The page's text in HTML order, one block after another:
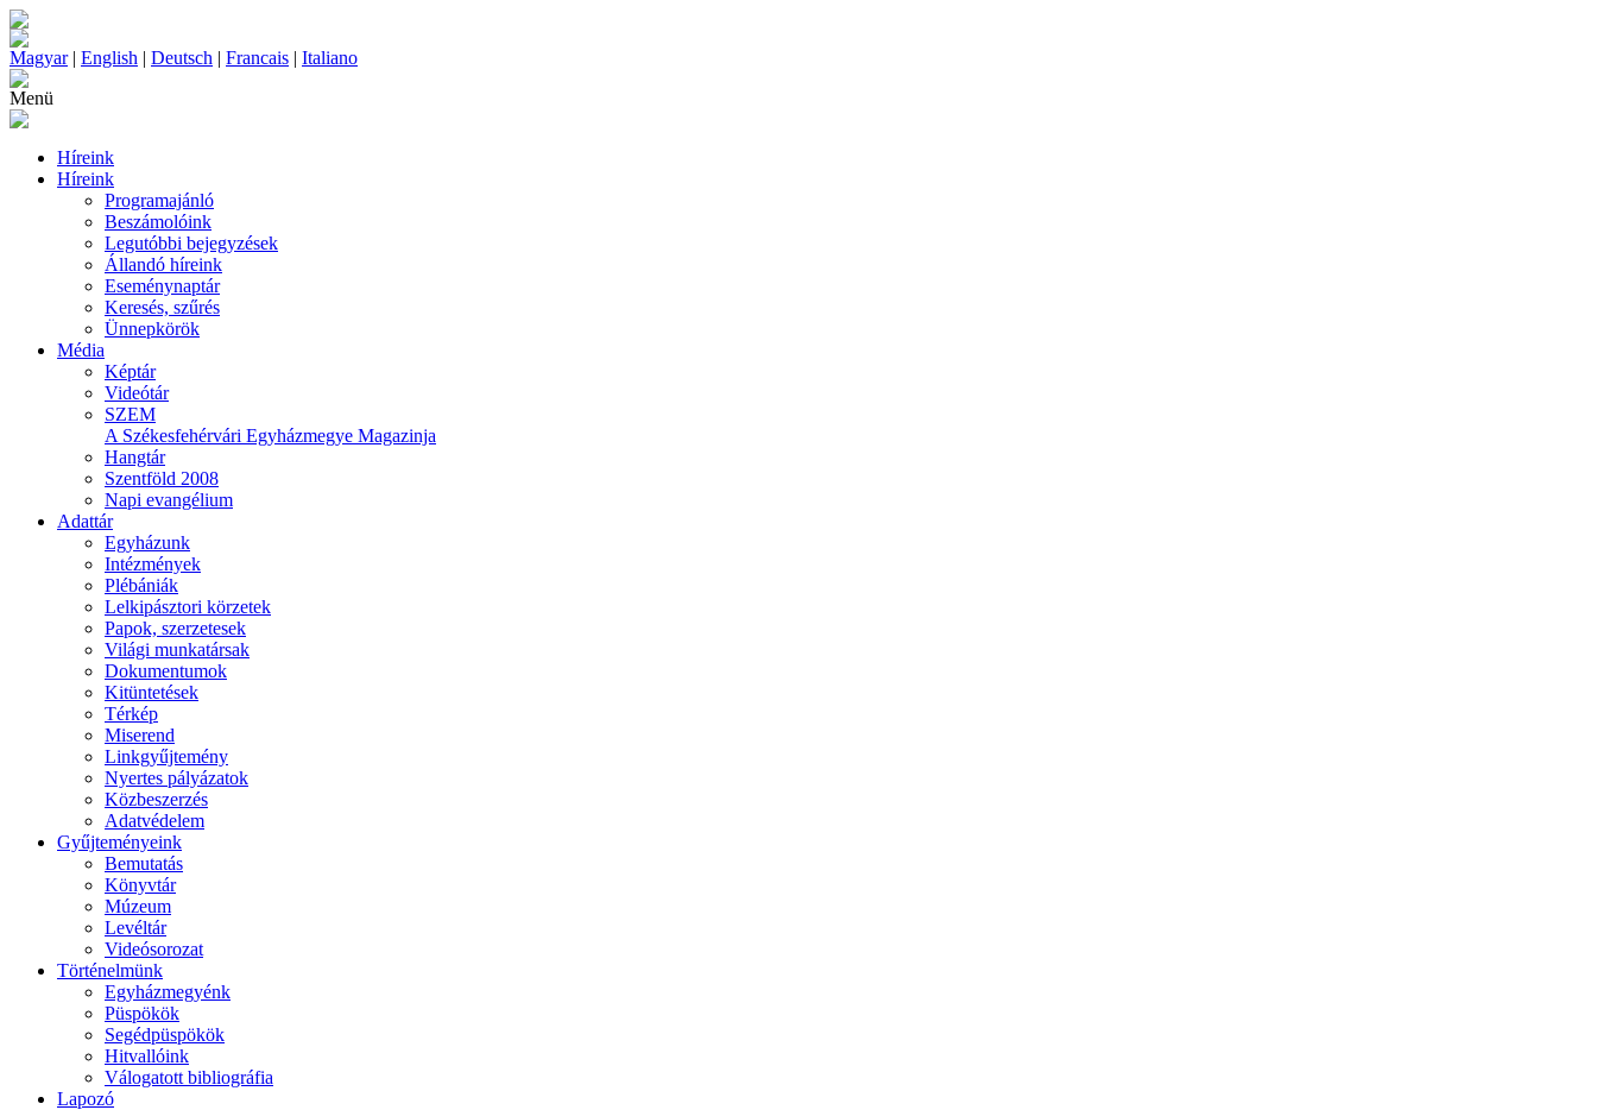
Magyar| English | Deutsch | Francais | Italiano
Menü
Híreink
Híreink
Programajánló
Beszámolóink
Legutóbbi bejegyzések
Állandó híreink
Eseménynaptár
Keresés, szűrés
Ünnepkörök
Média
Képtár
Videótár
SZEM
A Székesfehérvári Egyházmegye Magazinja
Hangtár
Szentföld 2008
Napi evangélium
Adattár
Egyházunk
Intézmények
Plébániák
Lelkipásztori körzetek
Papok, szerzetesek
Világi munkatársak
Dokumentumok
Kitüntetések
Térkép
Miserend
Linkgyűjtemény
Nyertes pályázatok
Közbeszerzés
Adatvédelem
Gyűjteményeink
Bemutatás
Könyvtár
Múzeum
Levéltár
Videósorozat
Történelmünk
Egyházmegyénk
Püspökök
Segédpüspökök
Hitvallóink
Válogatott bibliográfia
Lapozó